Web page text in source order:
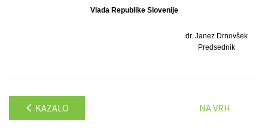
Vlada Republike Slovenije
dr. Janez Drnovšek
Predsednik
KAZALO NA VRH